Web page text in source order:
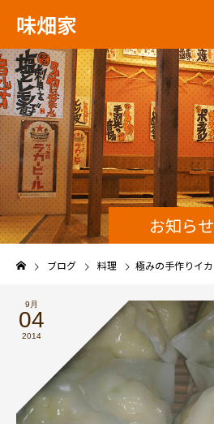
味畑家
お知らせ
ブログ 料理 極みの手作りイ
9月
04
2014